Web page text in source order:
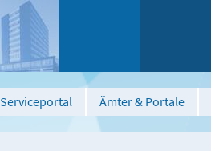
Serviceportal Ämter & Portale